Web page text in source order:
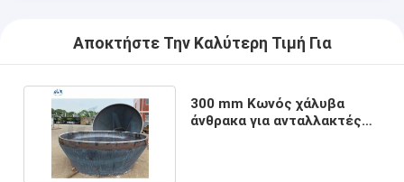
Αποκτήστε Την Καλύτερη Τιμή Για
300 mm Κωνός χάλυβα
άνθρακα για ανταλλακτές